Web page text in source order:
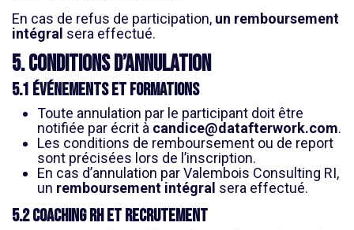
En cas de refus de participation, un remboursement
intégral sera effectué.
5. Conditions d’annulation
5.1 Événements et formations
Toute annulation par le participant doit être
notifiée par écrit à candice@datafterwork.com.
Les conditions de remboursement ou de report
sont précisées lors de l’inscription.
En cas d’annulation par Valembois Consulting RI,
un remboursement intégral sera effectué.
5.2 Coaching RH et recrutement